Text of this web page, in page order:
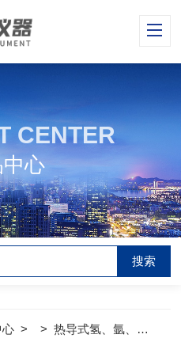
CENTER
心
心 > >热导式氢、氩、氦气分析仪